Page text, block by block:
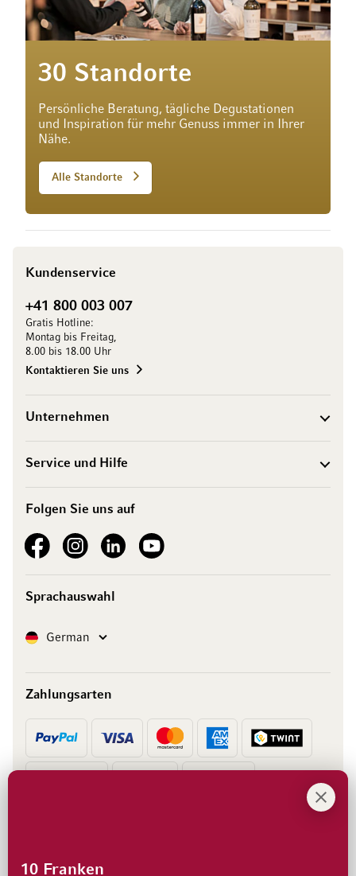
30 Standorte
Persönliche Beratung, tägliche Degustationen
und Inspiration für mehr Genuss immer in Ihrer
Nähe.
Alle Standorte
Kundenservice
+41 800 003 007
Gratis Hotline:
Montag bis Freitag,
8.00 bis 18.00 Uhr
Kontaktieren Sie uns
Unternehmen
Service und Hilfe
Folgen Sie uns auf
See our FacebookSee our Instagram account
See our LinkedInSee our YouTube channel
Sprachauswahl
SpracheGerman
Zahlungsarten
10 Franken